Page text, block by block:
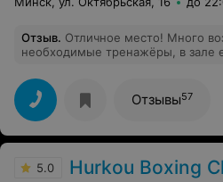
Отзыв. Отличное место! Много
необходимые тренажёры, в зале
Очень хорошие треки играют в зале)) Для
будет немаловажным наличие
мест. Очень рекомендую!
Отзывы57
5.0 Hurkou Boxing